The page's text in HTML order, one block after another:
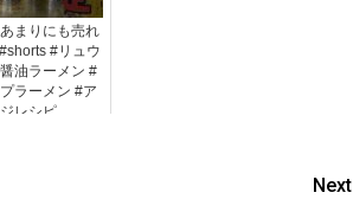
あまりにも売れ
#リュウ
油ラーメン #
ラーメン #ア
レシピ
Next